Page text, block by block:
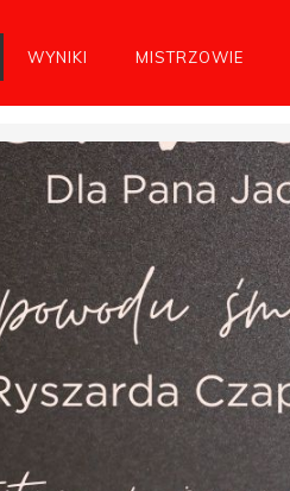
WYNIKI MISTRZOWIE